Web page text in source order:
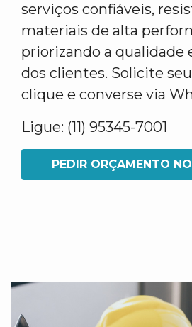
serviços confiáveis,
materiais de alta
priorizando a qualidade
dos clientes. Solicite
clique e converse via
Ligue: (11) 95345-7001
PEDIR ORÇAMENTO